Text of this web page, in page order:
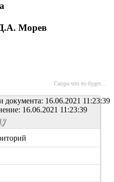
Морев
Скоро что то будет...
документа: 16.06.2021 11:23:39
16.06.2021 11:23:39